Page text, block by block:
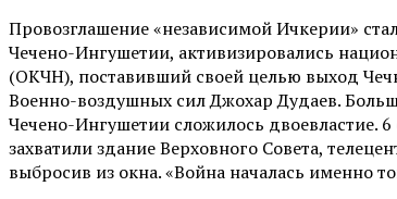
Провозглашение «независимой Ичкерии»
Чечено-Ингушетии, активизировались
(ОКЧН), поставивший своей целью выход
Военно-воздушных сил Джохар Дудаев.
Чечено-Ингушетии сложилось двоевластие.
захватили здание Верховного Совета,
выбросив из окна. «Война началась именно